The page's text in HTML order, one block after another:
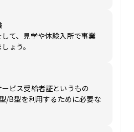
て、見学や体験入所で事業
ょう。
ビス受給者証というもの
/B型を利用するために必要な